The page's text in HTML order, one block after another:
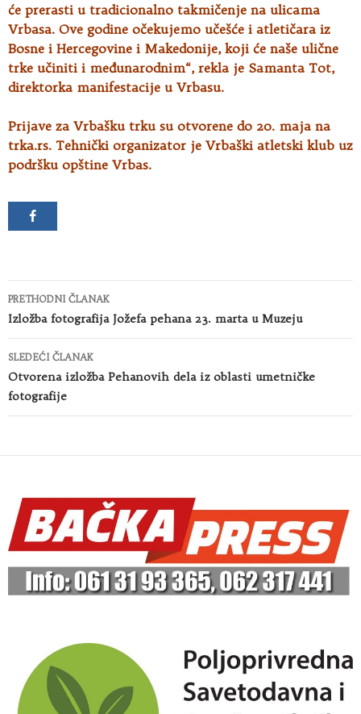
će prerasti u tradicionalno takmičenje na ulicama
Vrbasa. Ove godine očekujemo učešće i atletičara iz
Bosne i Hercegovine i Makedonije, koji će naše ulične
trke učiniti i međunarodnim“, rekla je Samanta Tot,
direktorka manifestacije u Vrbasu.
Prijave za Vrbašku trku su otvorene do 20. maja na
trka.rs. Tehnički organizator je Vrbaški atletski klub uz
podršku opštine Vrbas.
Kretanje
članaka
PRETHODNI ČLANAK
Izložba fotografija Jožefa pehana 23. marta u Muzeju
SLEDEĆI ČLANAK
Otvorena izložba Pehanovih dela iz oblasti umetničke
fotografije